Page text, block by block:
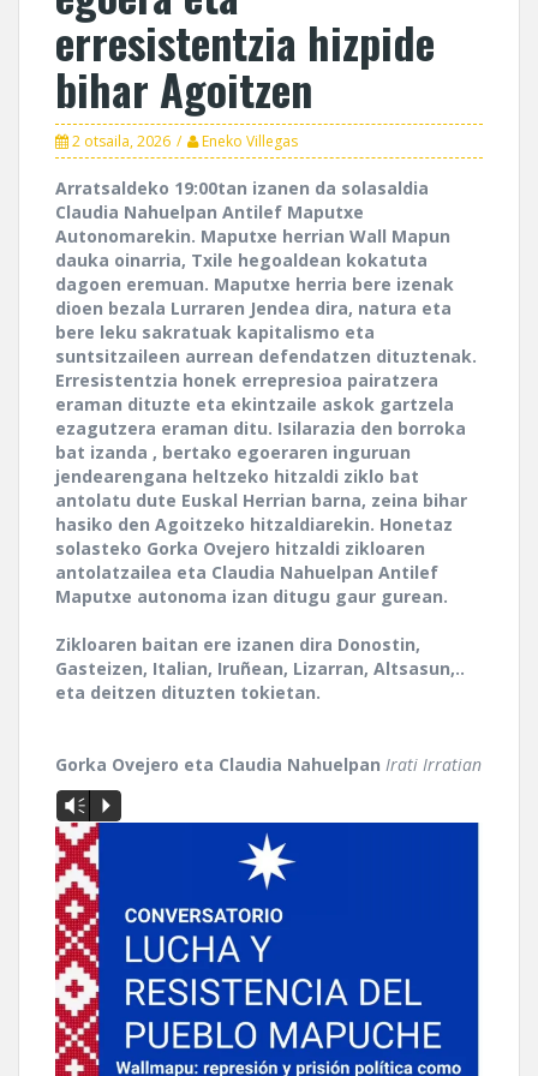
erresistentzia hizpide
bihar Agoitzen
2 otsaila, 2026 Eneko Villegas
Arratsaldeko 19:00tan izanen da solasaldia
Claudia Nahuelpan Antilef Maputxe
Autonomarekin. Maputxe herrian Wall Mapun
dauka oinarria, Txile hegoaldean kokatuta
dagoen eremuan. Maputxe herria bere izenak
dioen bezala Lurraren Jendea dira, natura eta
bere leku sakratuak kapitalismo eta
suntsitzaileen aurrean defendatzen dituztenak.
Erresistentzia honek errepresioa pairatzera
eraman dituzte eta ekintzaile askok gartzela
ezagutzera eraman ditu. Isilarazia den borroka
bat izanda , bertako egoeraren inguruan
jendearengana heltzeko hitzaldi ziklo bat
antolatu dute Euskal Herrian barna, zeina bihar
hasiko den Agoitzeko hitzaldiarekin. Honetaz
solasteko Gorka Ovejero hitzaldi zikloaren
antolatzailea eta Claudia Nahuelpan Antilef
Maputxe autonoma izan ditugu gaur gurean.
Zikloaren baitan ere izanen dira Donostin,
Gasteizen, Italian, Iruñean, Lizarran, Altsasun,..
eta deitzen dituzten tokietan.
Gorka Ovejero eta Claudia Nahuelpan Irati Irratian
Vm P